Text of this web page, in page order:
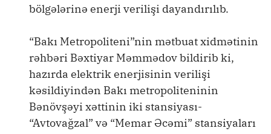
bölgələrinə enerji verilişi dayandırılıb.
“Bakı Metropoliteni”nin mətbuat xidmətinin
rəhbəri Bəxtiyar Məmmədov bildirib ki,
hazırda elektrik enerjisinin verilişi
kəsildiyindən Bakı metropoliteninin
Bənövşəyi xəttinin iki stansiyası-
“Avtovağzal” və “Memar Əcəmi” stansiyaları